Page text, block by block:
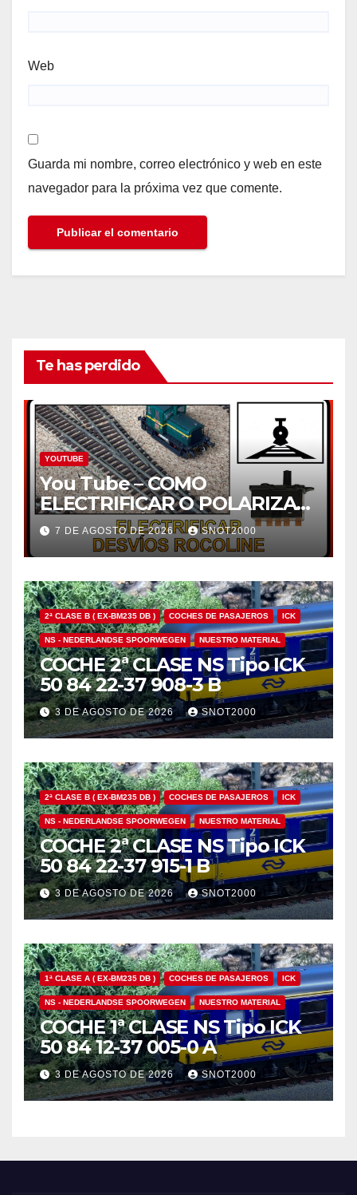
Web
Guarda mi nombre, correo electrónico y web en este
navegador para la próxima vez que comente.
Te has perdido
YOUTUBE
You Tube – COMO
ELECTRIFICAR O POLARIZAR
EL CORAZÓN DE UN DESVÍO
ROCOLINE H0 CON UN
MOTOR ROCO 10030
7 DE AGOSTO DE 2026 SNOT2000
2ª CLASE B ( EX-BM235 DB ) COCHES DE PASAJEROS ICK
NS - NEDERLANDSE SPOORWEGEN NUESTRO MATERIAL
COCHE 2ª CLASE NS Tipo ICK
50 84 22-37 908-3 B
3 DE AGOSTO DE 2026 SNOT2000
2ª CLASE B ( EX-BM235 DB ) COCHES DE PASAJEROS ICK
NS - NEDERLANDSE SPOORWEGEN NUESTRO MATERIAL
COCHE 2ª CLASE NS Tipo ICK
50 84 22-37 915-1 B
3 DE AGOSTO DE 2026 SNOT2000
1ª CLASE A ( EX-BM235 DB ) COCHES DE PASAJEROS ICK
NS - NEDERLANDSE SPOORWEGEN NUESTRO MATERIAL
COCHE 1ª CLASE NS Tipo ICK
50 84 12-37 005-0 A
3 DE AGOSTO DE 2026 SNOT2000